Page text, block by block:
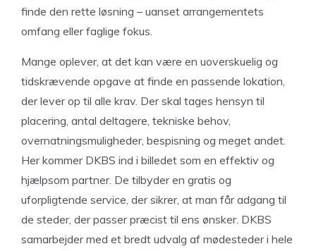
finde den rette løsning – uanset arrangementets
omfang eller faglige fokus.
Mange oplever, at det kan være en uoverskuelig og
tidskrævende opgave at finde en passende lokation,
der lever op til alle krav. Der skal tages hensyn til
placering, antal deltagere, tekniske behov,
overnatningsmuligheder, bespisning og meget andet.
Her kommer DKBS ind i billedet som en effektiv og
hjælpsom partner. De tilbyder en gratis og
uforpligtende service, der sikrer, at man får adgang til
de steder, der passer præcist til ens ønsker. DKBS
samarbejder med et bredt udvalg af mødesteder i hele